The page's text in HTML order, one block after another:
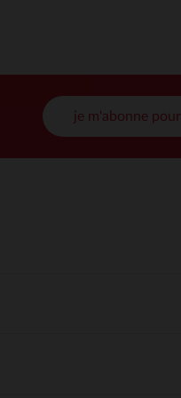
je m'abonne pour